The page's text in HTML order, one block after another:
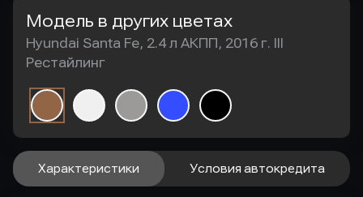
Модель в других цветах
Hyundai Santa Fe, 2.4 л АКПП, 2016 г. III
Рестайлинг
Характеристики Условия автокредита